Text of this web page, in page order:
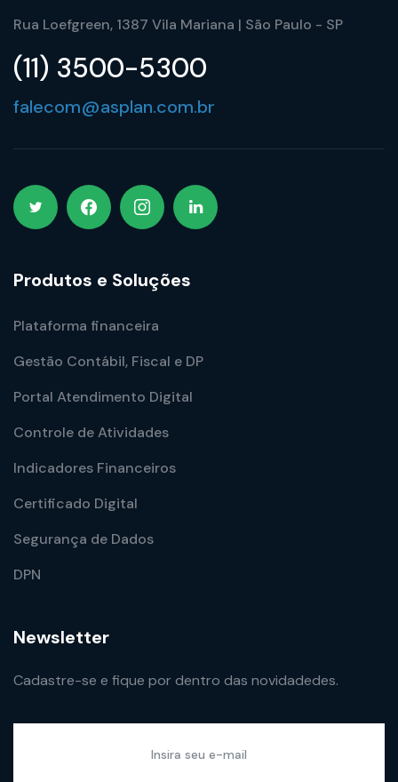
Rua Loefgreen, 1387 Vila Mariana | São Paulo - SP
(11) 3500-5300
falecom@asplan.com.br
Produtos e Soluções
Plataforma financeira
Gestão Contábil, Fiscal e DP
Portal Atendimento Digital
Controle de Atividades
Indicadores Financeiros
Certificado Digital
Segurança de Dados
DPN
Newsletter
Cadastre-se e fique por dentro das novidadedes.